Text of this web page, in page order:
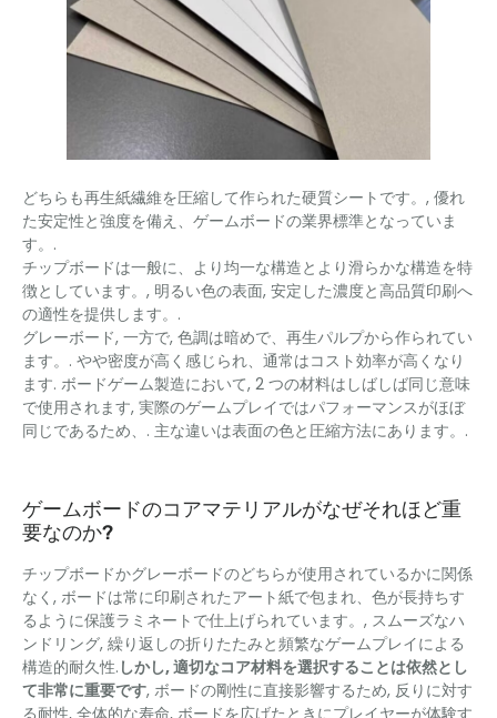
どちらも再生紙繊維を圧縮して作られた硬質シートです。, 優れ
た安定性と強度を備え、ゲームボードの業界標準となっていま
す。.
チップボードは一般に、より均一な構造とより滑らかな構造を特
徴としています。, 明るい色の表面, 安定した濃度と高品質印刷へ
の適性を提供します。.
グレーボード, 一方で, 色調は暗めで、再生パルプから作られてい
ます。. やや密度が高く感じられ、通常はコスト効率が高くなり
ます. ボードゲーム製造において, 2 つの材料はしばしば同じ意味
で使用されます, 実際のゲームプレイではパフォーマンスがほぼ
同じであるため、. 主な違いは表面の色と圧縮方法にあります。.
ゲームボードのコアマテリアルがなぜそれほど重
要なのか?
チップボードかグレーボードのどちらが使用されているかに関係
なく, ボードは常に印刷されたアート紙で包まれ、色が長持ちす
るように保護ラミネートで仕上げられています。, スムーズなハ
ンドリング, 繰り返しの折りたたみと頻繁なゲームプレイによる
構造的耐久性. しかし, 適切なコア材料を選択することは依然とし
て非常に重要です, ボードの剛性に直接影響するため, 反りに対す